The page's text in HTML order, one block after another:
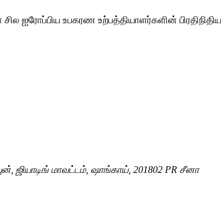
ஐரோப்பிய உபகரண உற்பத்தியாளர்களின்
ஜியாடிங் மாவட்டம், ஷாங்காய், 201802 PR சீனா